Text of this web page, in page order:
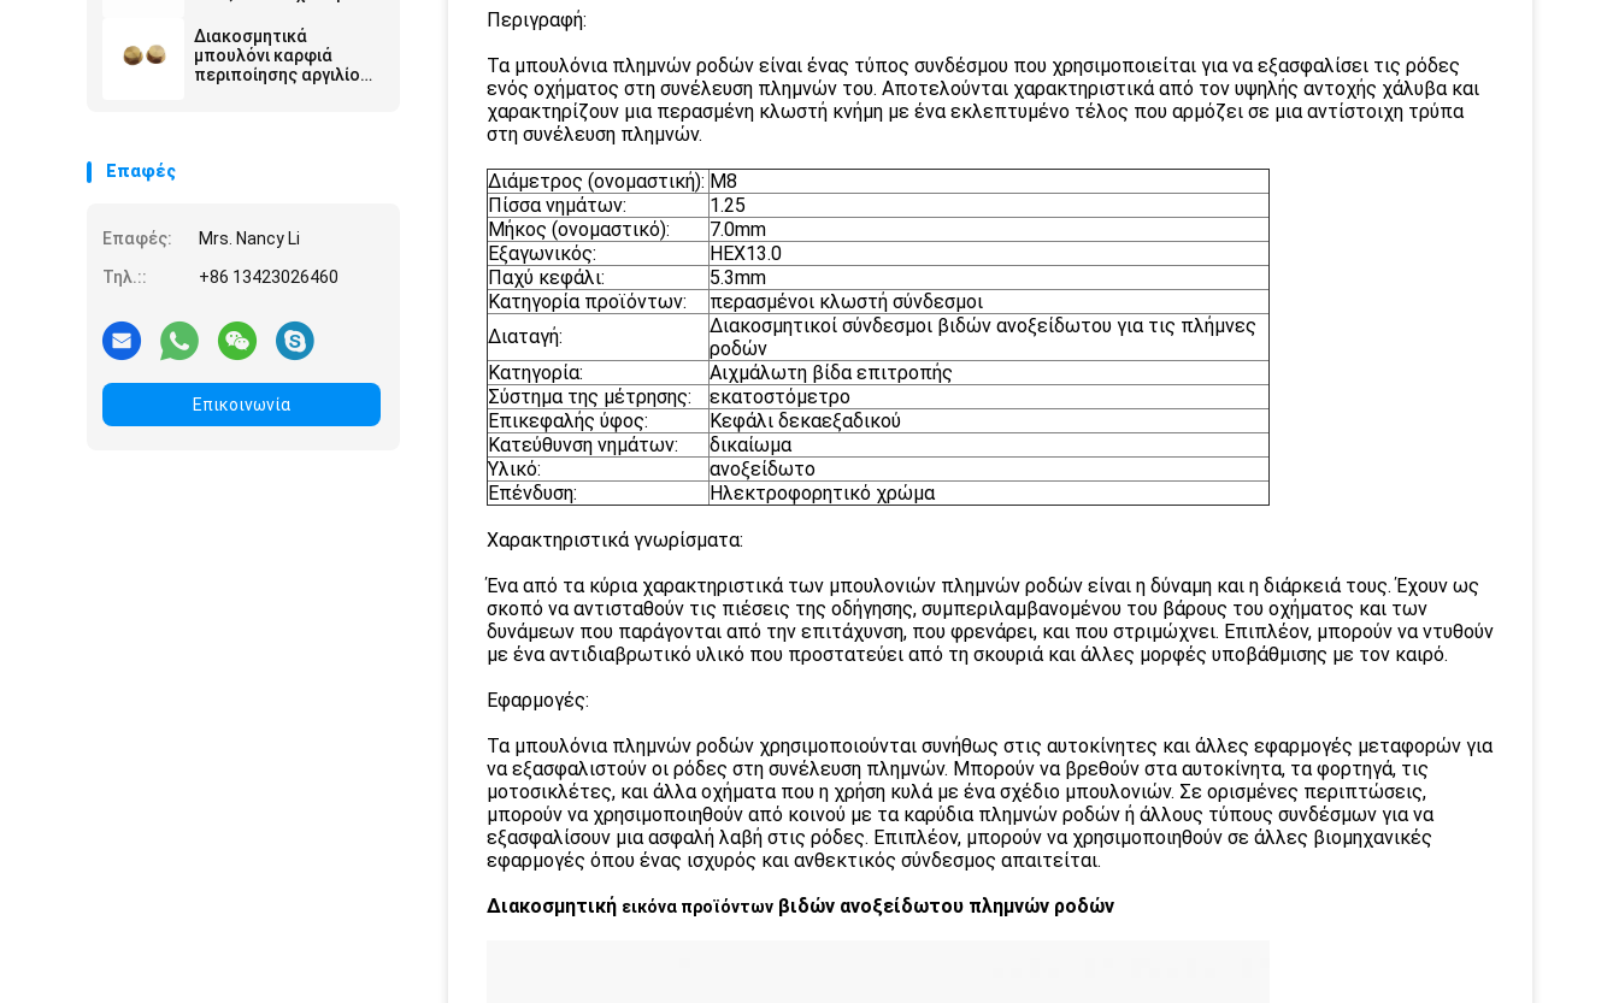
Διακοσμητικά
μπουλόνι καρφιά
περιποίησης αργιλίου
Επαφές
Επαφές:
Mrs. Nancy Li
Τηλ.::
+86 13423026460
Επικοινωνία
Περιγραφή:
Τα μπουλόνια πλημνών ροδών είναι ένας τύπος συνδέσμου που χρησιμοποιείται για να εξασφαλίσει τις ρόδες
ενός οχήματος στη συνέλευση πλημνών του. Αποτελούνται χαρακτηριστικά από τον υψηλής αντοχής χάλυβα και
χαρακτηρίζουν μια περασμένη κλωστή κνήμη με ένα εκλεπτυμένο τέλος που αρμόζει σε μια αντίστοιχη τρύπα
στη συνέλευση πλημνών.
Διάμετρος (ονομαστική): M8
Πίσσα νημάτων:
1.25
Μήκος (ονομαστικό):
7.0mm
Εξαγωνικός:
HEX13.0
Παχύ κεφάλι:
5.3mm
Κατηγορία προϊόντων:
περασμένοι κλωστή σύνδεσμοι
Διαταγή:
Διακοσμητικοί σύνδεσμοι βιδών ανοξείδωτου για τις πλήμνες
ροδών
Κατηγορία:
Αιχμάλωτη βίδα επιτροπής
Σύστημα της μέτρησης:
εκατοστόμετρο
Επικεφαλής ύφος:
Κεφάλι δεκαεξαδικού
Κατεύθυνση νημάτων:
δικαίωμα
Υλικό:
ανοξείδωτο
Επένδυση:
Ηλεκτροφορητικό χρώμα
Χαρακτηριστικά γνωρίσματα:
Ένα από τα κύρια χαρακτηριστικά των μπουλονιών πλημνών ροδών είναι η δύναμη και η διάρκειά τους. Έχουν ως
σκοπό να αντισταθούν τις πιέσεις της οδήγησης, συμπεριλαμβανομένου του βάρους του οχήματος και των
δυνάμεων που παράγονται από την επιτάχυνση, που φρενάρει, και που στριμώχνει. Επιπλέον, μπορούν να ντυθούν
με ένα αντιδιαβρωτικό υλικό που προστατεύει από τη σκουριά και άλλες μορφές υποβάθμισης με τον καιρό.
Εφαρμογές:
Τα μπουλόνια πλημνών ροδών χρησιμοποιούνται συνήθως στις αυτοκίνητες και άλλες εφαρμογές μεταφορών για
να εξασφαλιστούν οι ρόδες στη συνέλευση πλημνών. Μπορούν να βρεθούν στα αυτοκίνητα, τα φορτηγά, τις
μοτοσικλέτες, και άλλα οχήματα που η χρήση κυλά με ένα σχέδιο μπουλονιών. Σε ορισμένες περιπτώσεις,
μπορούν να χρησιμοποιηθούν από κοινού με τα καρύδια πλημνών ροδών ή άλλους τύπους συνδέσμων για να
εξασφαλίσουν μια ασφαλή λαβή στις ρόδες. Επιπλέον, μπορούν να χρησιμοποιηθούν σε άλλες βιομηχανικές
εφαρμογές όπου ένας ισχυρός και ανθεκτικός σύνδεσμος απαιτείται.
Διακοσμητική εικόνα προϊόντων βιδών ανοξείδωτου πλημνών ροδών